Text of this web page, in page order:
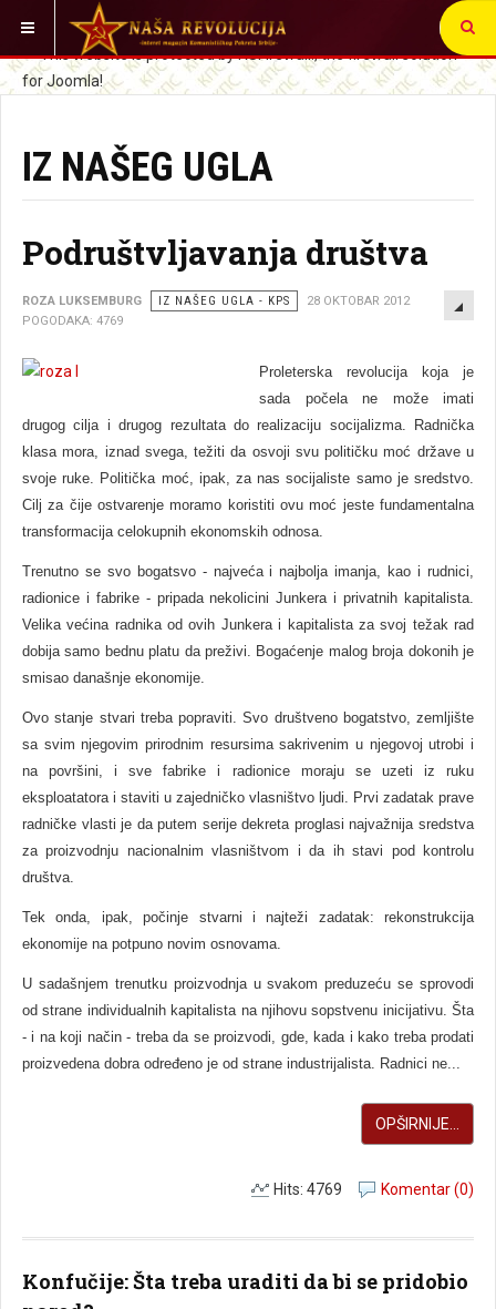
VI STE OVDE: SRBIJA I SVET
IZ NAŠEG UGLA
Podruštvljavanja društva
ROZA LUKSEMBURG IZ NAŠEG UGLA - KPS
28 OKTOBAR 2012
POGODAKA: 4769
Proleterska revolucija koja je
sada počela ne može imati
drugog cilja i drugog rezultata do realizaciju socijalizma. Radnička
klasa mora, iznad svega, težiti da osvoji svu političku moć države u
svoje ruke. Politička moć, ipak, za nas socijaliste samo je sredstvo.
Cilj za čije ostvarenje moramo koristiti ovu moć jeste fundamentalna
transformacija celokupnih ekonomskih odnosa.
Trenutno se svo bogatsvo - najveća i najbolja imanja, kao i rudnici,
radionice i fabrike - pripada nekolicini Junkera i privatnih kapitalista.
Velika većina radnika od ovih Junkera i kapitalista za svoj težak rad
dobija samo bednu platu da preživi. Bogaćenje malog broja dokonih je
smisao današnje ekonomije.
Ovo stanje stvari treba popraviti. Svo društveno bogatstvo, zemljište
sa svim njegovim prirodnim resursima sakrivenim u njegovoj utrobi i
na površini, i sve fabrike i radionice moraju se uzeti iz ruku
eksploatatora i staviti u zajedničko vlasništvo ljudi. Prvi zadatak prave
radničke vlasti je da putem serije dekreta proglasi najvažnija sredstva
za proizvodnju nacionalnim vlasništvom i da ih stavi pod kontrolu
društva.
Tek onda, ipak, počinje stvarni i najteži zadatak: rekonstrukcija
ekonomije na potpuno novim osnovama.
U sadašnjem trenutku proizvodnja u svakom preduzeću se sprovodi
od strane individualnih kapitalista na njihovu sopstvenu inicijativu. Šta
- i na koji način - treba da se proizvodi, gde, kada i kako treba prodati
proizvedena dobra određeno je od strane industrijalista. Radnici ne...
OPŠIRNIJE...
Komentar (0)
Hits: 4769
Konfučije: Šta treba uraditi da bi se pridobio